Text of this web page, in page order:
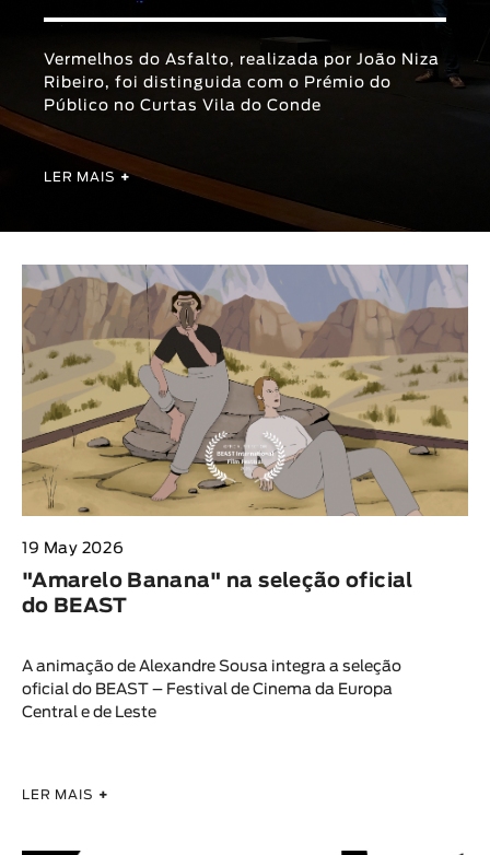
Animar
< / >
Ficção
Animação
Experimental
Documentário
Vermelhos do Asfalto, realizada por João Niza
Ribeiro, foi distinguida com o Prémio do
Público no Curtas Vila do Conde
LER MAIS +
19 May 2026
"Amarelo Banana" na seleção oficial
do BEAST
A animação de Alexandre Sousa integra a seleção
oficial do BEAST – Festival de Cinema da Europa
Central e de Leste
LER MAIS +